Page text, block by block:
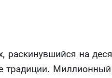
раскинувшийся на
традиции.